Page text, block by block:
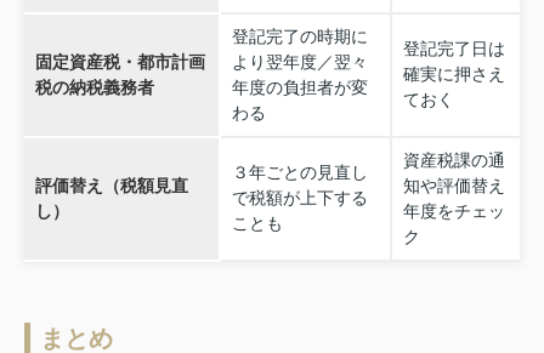
固定資産税・都市計画
税の納税義務者
登記完了の時期に
より翌年度／翌々
年度の負担者が変
わる
登記完了日は
確実に押さえ
ておく
評価替え（税額見直
し）
３年ごとの見直し
で税額が上下する
ことも
資産税課の通
知や評価替え
年度をチェッ
ク
まとめ